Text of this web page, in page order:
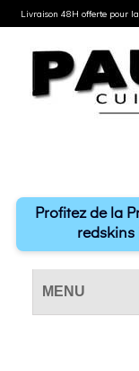
Profitez de la
redskins
MENU
Livraison 48H offerte pour